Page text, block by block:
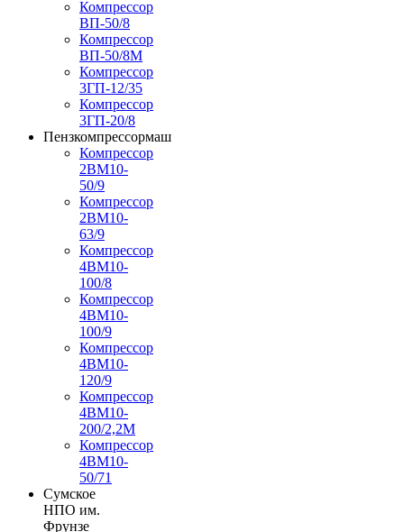
Компрессор
ВП-50/8
Компрессор
ВП-50/8М
Компрессор
3ГП-12/35
Компрессор
3ГП-20/8
Пензкомпрессормаш
Компрессор
2ВМ10-
50/9
Компрессор
2ВМ10-
63/9
Компрессор
4ВМ10-
100/8
Компрессор
4ВМ10-
100/9
Компрессор
4ВМ10-
120/9
Компрессор
4ВМ10-
200/2,2М
Компрессор
4ВМ10-
50/71
Сумское
НПО им.
Фрунзе